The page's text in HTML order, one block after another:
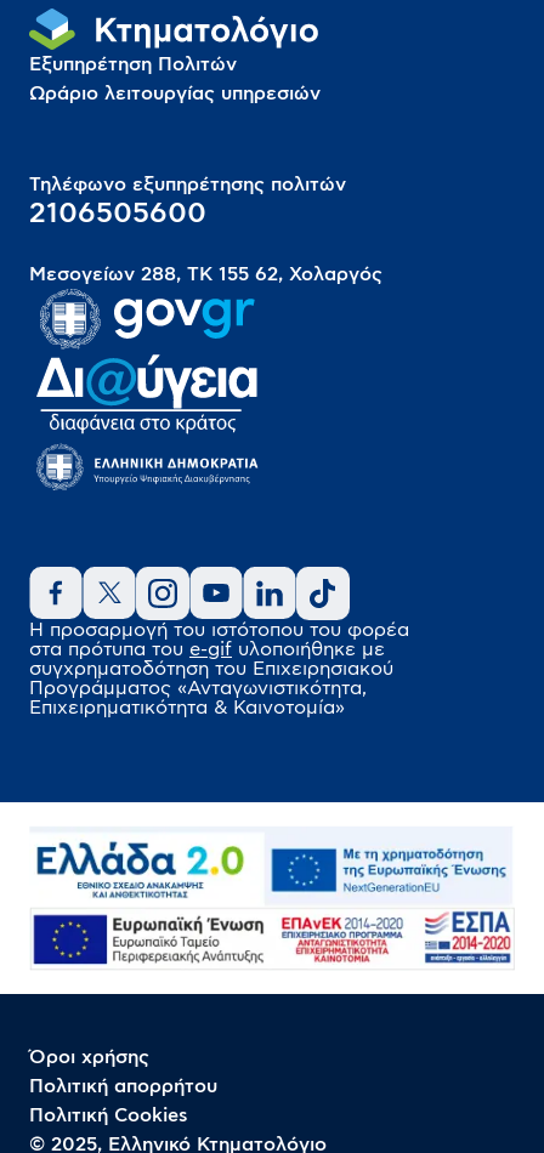
Εξυπηρέτηση Πολιτών
Ωράριο λειτουργίας υπηρεσιών
Τηλέφωνο εξυπηρέτησης πολιτών
2106505600
Μεσογείων 288, ΤΚ 155 62, Χολαργός
Η προσαρμογή του ιστότοπου του φορέα
στα πρότυπα του e-gif υλοποιήθηκε με
συγχρηματοδότηση του Επιχειρησιακού
Προγράμματος «Ανταγωνιστικότητα,
Επιχειρηματικότητα & Καινοτομία»
Όροι χρήσης
Πολιτική απορρήτου
Πολιτική Cookies
© 2025, Ελληνικό Κτηματολόγιο